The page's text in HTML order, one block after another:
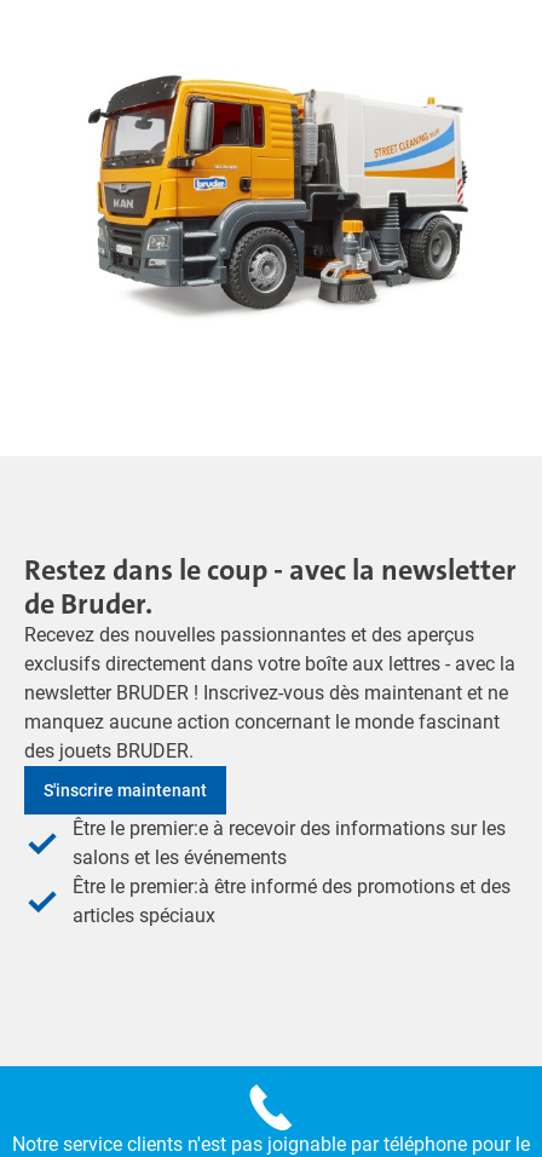
Restez dans le coup - avec la newsletter
de Bruder.
Recevez des nouvelles passionnantes et des aperçus
exclusifs directement dans votre boîte aux lettres - avec la
newsletter BRUDER ! Inscrivez-vous dès maintenant et ne
manquez aucune action concernant le monde fascinant
des jouets BRUDER.
S'inscrire maintenant
Être le premier:e à recevoir des informations sur les
salons et les événements
Être le premier:à être informé des promotions et des
articles spéciaux
Notre service clients n'est pas joignable par téléphone pour le